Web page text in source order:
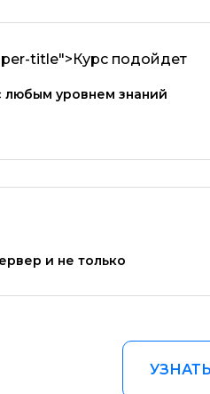
title">Курс подойдет
любым уровнем знаний
и не только